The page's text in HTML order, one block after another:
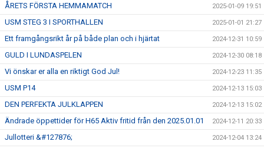
ÅRETS FÖRSTA HEMMAMATCH 2025-01-09 19:51
USM STEG 3 I SPORTHALLEN 2025-01-01 21:27
Ett framgångsrikt år på både plan och i hjärtat 2024-12-31 10:59
GULD I LUNDASPELEN 2024-12-30 08:18
Vi önskar er alla en riktigt God Jul! 2024-12-23 11:35
USM P14 2024-12-13 15:03
DEN PERFEKTA JULKLAPPEN 2024-12-13 15:02
Ändrade öppettider för H65 Aktiv fritid från den 2025.01.01 2024-12-11 20:33
Jullotteri &#127876; 2024-12-04 13:24